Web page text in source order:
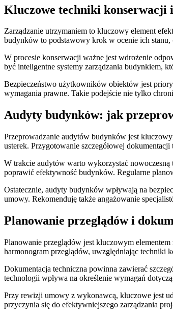
Kluczowe techniki konserwacji
Zarządzanie utrzymaniem to kluczowy element
budynków to podstawowy krok w ocenie ich
W procesie konserwacji ważne jest wdrożenie
być inteligentne systemy zarządzania budynkiem,
Bezpieczeństwo użytkowników obiektów jest
wymagania prawne. Takie podejście nie tylko
Audyty budynków: jak
Przeprowadzanie audytów budynków jest
usterek. Przygotowanie szczegółowej
W trakcie audytów warto wykorzystać
poprawić efektywność budynków. Regularne
Ostatecznie, audyty budynków wpływają na
umowy. Rekomenduję także angażowanie
Planowanie przeglądów i
Planowanie przeglądów jest kluczowym
harmonogram przeglądów, uwzględniając techniki
Dokumentacja techniczna powinna zawierać
technologii wpływa na określenie wymagań
Przy rewizji umowy z wykonawcą, kluczowe jest
przyczynia się do efektywniejszego zarządzania